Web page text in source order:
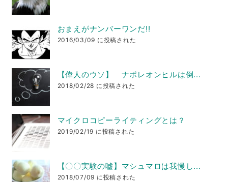
おまえがナンバーワンだ!!
2016/03/09 に投稿された
【偉人のウソ】 ナポレオンヒルは倒...
2018/02/28 に投稿された
マイクロコピーライティングとは？
2019/02/19 に投稿された
【〇〇実験の嘘】マシュマロは我慢し...
2018/07/09 に投稿された